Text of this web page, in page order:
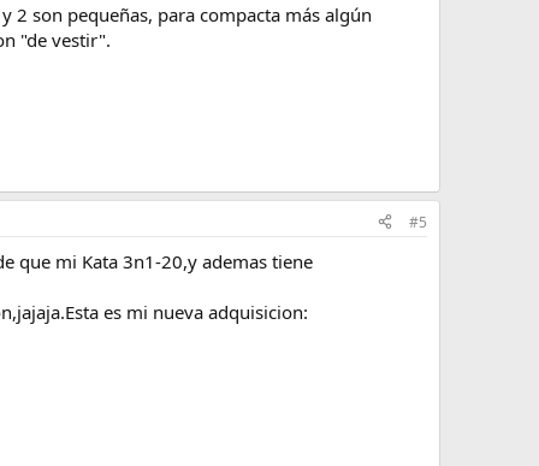
2 son pequeñas, para compacta más algún
"de vestir".
#5
que mi Kata 3n1-20,y ademas tiene
es mi nueva adquisicion: